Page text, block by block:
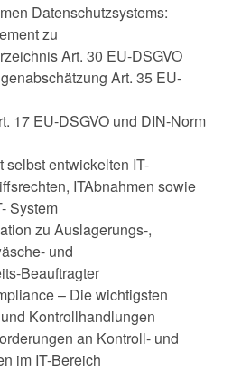
Datenschutzsystems:
zu
Art. 30 EU-DSGVO
Art. 35 EU-
17 EU-DSGVO und DIN-Norm
selbst entwickelten IT-
ITAbnahmen sowie
System
zu Auslagerungs-,
und
Beauftragter
– Die wichtigsten
Kontrollhandlungen
an Kontroll- und
im IT-Bereich